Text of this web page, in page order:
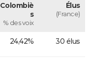
Colombiè
s
% des voix
Élus
(France)
24,42% 30 élus